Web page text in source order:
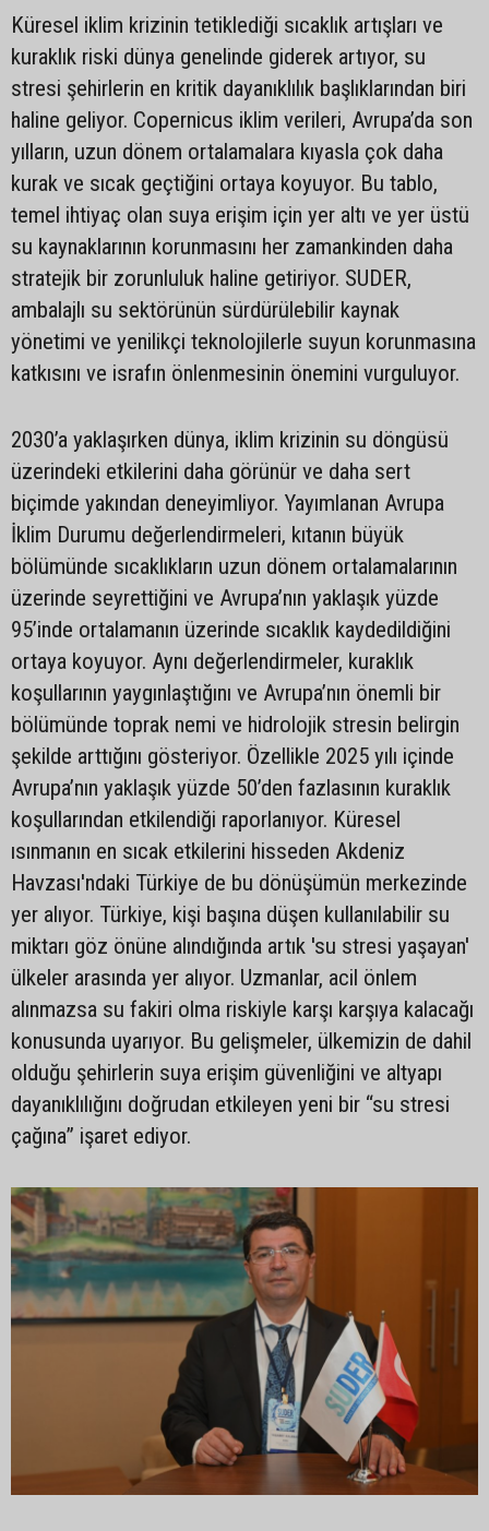
Küresel iklim krizinin tetiklediği sıcaklık artışları ve
kuraklık riski dünya genelinde giderek artıyor, su
stresi şehirlerin en kritik dayanıklılık başlıklarından biri
haline geliyor. Copernicus iklim verileri, Avrupa’da son
yılların, uzun dönem ortalamalara kıyasla çok daha
kurak ve sıcak geçtiğini ortaya koyuyor. Bu tablo,
temel ihtiyaç olan suya erişim için yer altı ve yer üstü
su kaynaklarının korunmasını her zamankinden daha
stratejik bir zorunluluk haline getiriyor. SUDER,
ambalajlı su sektörünün sürdürülebilir kaynak
yönetimi ve yenilikçi teknolojilerle suyun korunmasına
katkısını ve israfın önlenmesinin önemini vurguluyor.
2030’a yaklaşırken dünya, iklim krizinin su döngüsü
üzerindeki etkilerini daha görünür ve daha sert
biçimde yakından deneyimliyor. Yayımlanan Avrupa
İklim Durumu değerlendirmeleri, kıtanın büyük
bölümünde sıcaklıkların uzun dönem ortalamalarının
üzerinde seyrettiğini ve Avrupa’nın yaklaşık yüzde
95’inde ortalamanın üzerinde sıcaklık kaydedildiğini
ortaya koyuyor. Aynı değerlendirmeler, kuraklık
koşullarının yaygınlaştığını ve Avrupa’nın önemli bir
bölümünde toprak nemi ve hidrolojik stresin belirgin
şekilde arttığını gösteriyor. Özellikle 2025 yılı içinde
Avrupa’nın yaklaşık yüzde 50’den fazlasının kuraklık
koşullarından etkilendiği raporlanıyor. Küresel
ısınmanın en sıcak etkilerini hisseden Akdeniz
Havzası'ndaki Türkiye de bu dönüşümün merkezinde
yer alıyor. Türkiye, kişi başına düşen kullanılabilir su
miktarı göz önüne alındığında artık 'su stresi yaşayan'
ülkeler arasında yer alıyor. Uzmanlar, acil önlem
alınmazsa su fakiri olma riskiyle karşı karşıya kalacağı
konusunda uyarıyor. Bu gelişmeler, ülkemizin de dahil
olduğu şehirlerin suya erişim güvenliğini ve altyapı
dayanıklılığını doğrudan etkileyen yeni bir “su stresi
çağına” işaret ediyor.